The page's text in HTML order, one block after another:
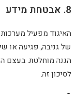
מערכות אבטחת
או שימוש לא
בעצם השימוש